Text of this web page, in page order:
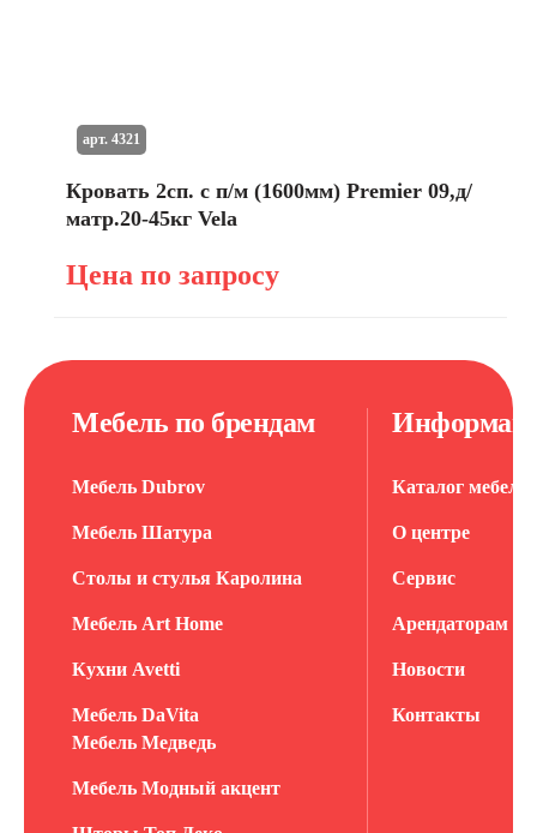
Кровать 2сп. с п/м (1600мм) Premier 09,д/
матр.20-45кг Vela
Цена по запросу
арт. 4321
Мебель по брендам
Мебель Dubrov
Мебель Шатура
Столы и стулья Каролина
Мебель Art Home
Кухни Avetti
Мебель DaVita
Мебель Медведь
Мебель Модный акцент
Каталог мебели
О центре
Сервис
Арендаторам
Новости
Контакты